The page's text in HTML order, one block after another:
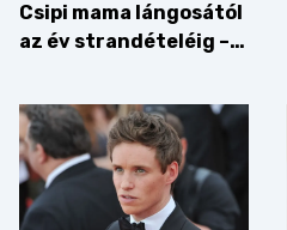
Csipi mama lángosától
az év strandételéig –
Balaton déli partját